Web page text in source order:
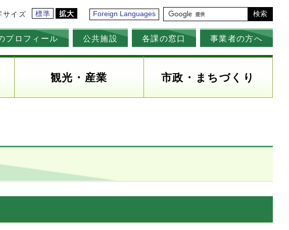
サイズ 標準 拡大 Foreign Languages 検索
プロフィール 公共施設 各課の窓口 事業者の方へ
観光・産業 市政・まちづくり